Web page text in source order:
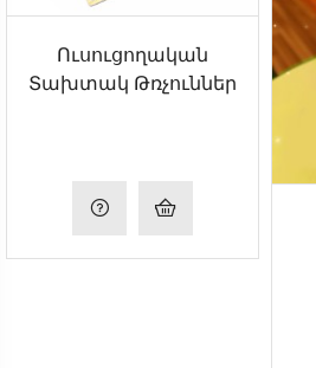
Ուսուցողական
Տախտակ Թռչուններ